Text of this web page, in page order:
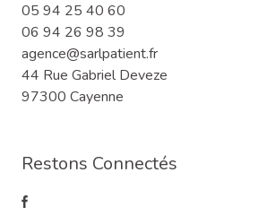
05 94 25 40 60
06 94 26 98 39
agence@sarlpatient.fr
44 Rue Gabriel Deveze
97300 Cayenne
Restons Connectés